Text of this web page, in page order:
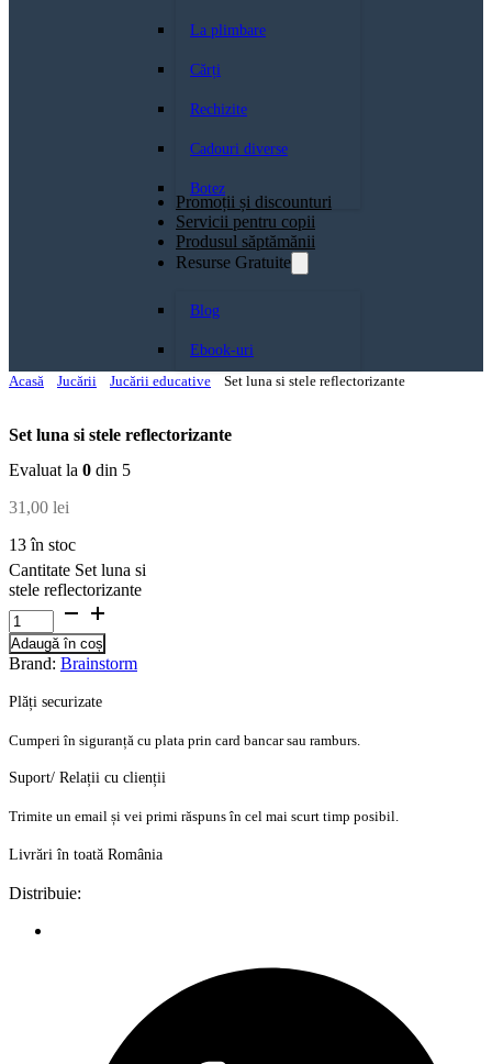
La plimbare
Cărți
Rechizite
Cadouri diverse
Botez
Promoții și discounturi
Servicii pentru copii
Produsul săptămănii
Resurse Gratuite
Blog
Ebook-uri
Acasă
Jucării Jucării educative Set luna si stele reflectorizante
Set luna si stele reflectorizante
Evaluat la 0 din 5
31,00 lei
13 în stoc
Cantitate Set luna si
stele reflectorizante
Adaugă în coș
Brand: Brainstorm
Plăți securizate
Cumperi în siguranță cu plata prin card bancar sau ramburs.
Suport/ Relații cu clienții
Trimite un email și vei primi răspuns în cel mai scurt timp posibil.
Livrări în toată România
Distribuie: